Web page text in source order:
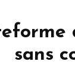
sans